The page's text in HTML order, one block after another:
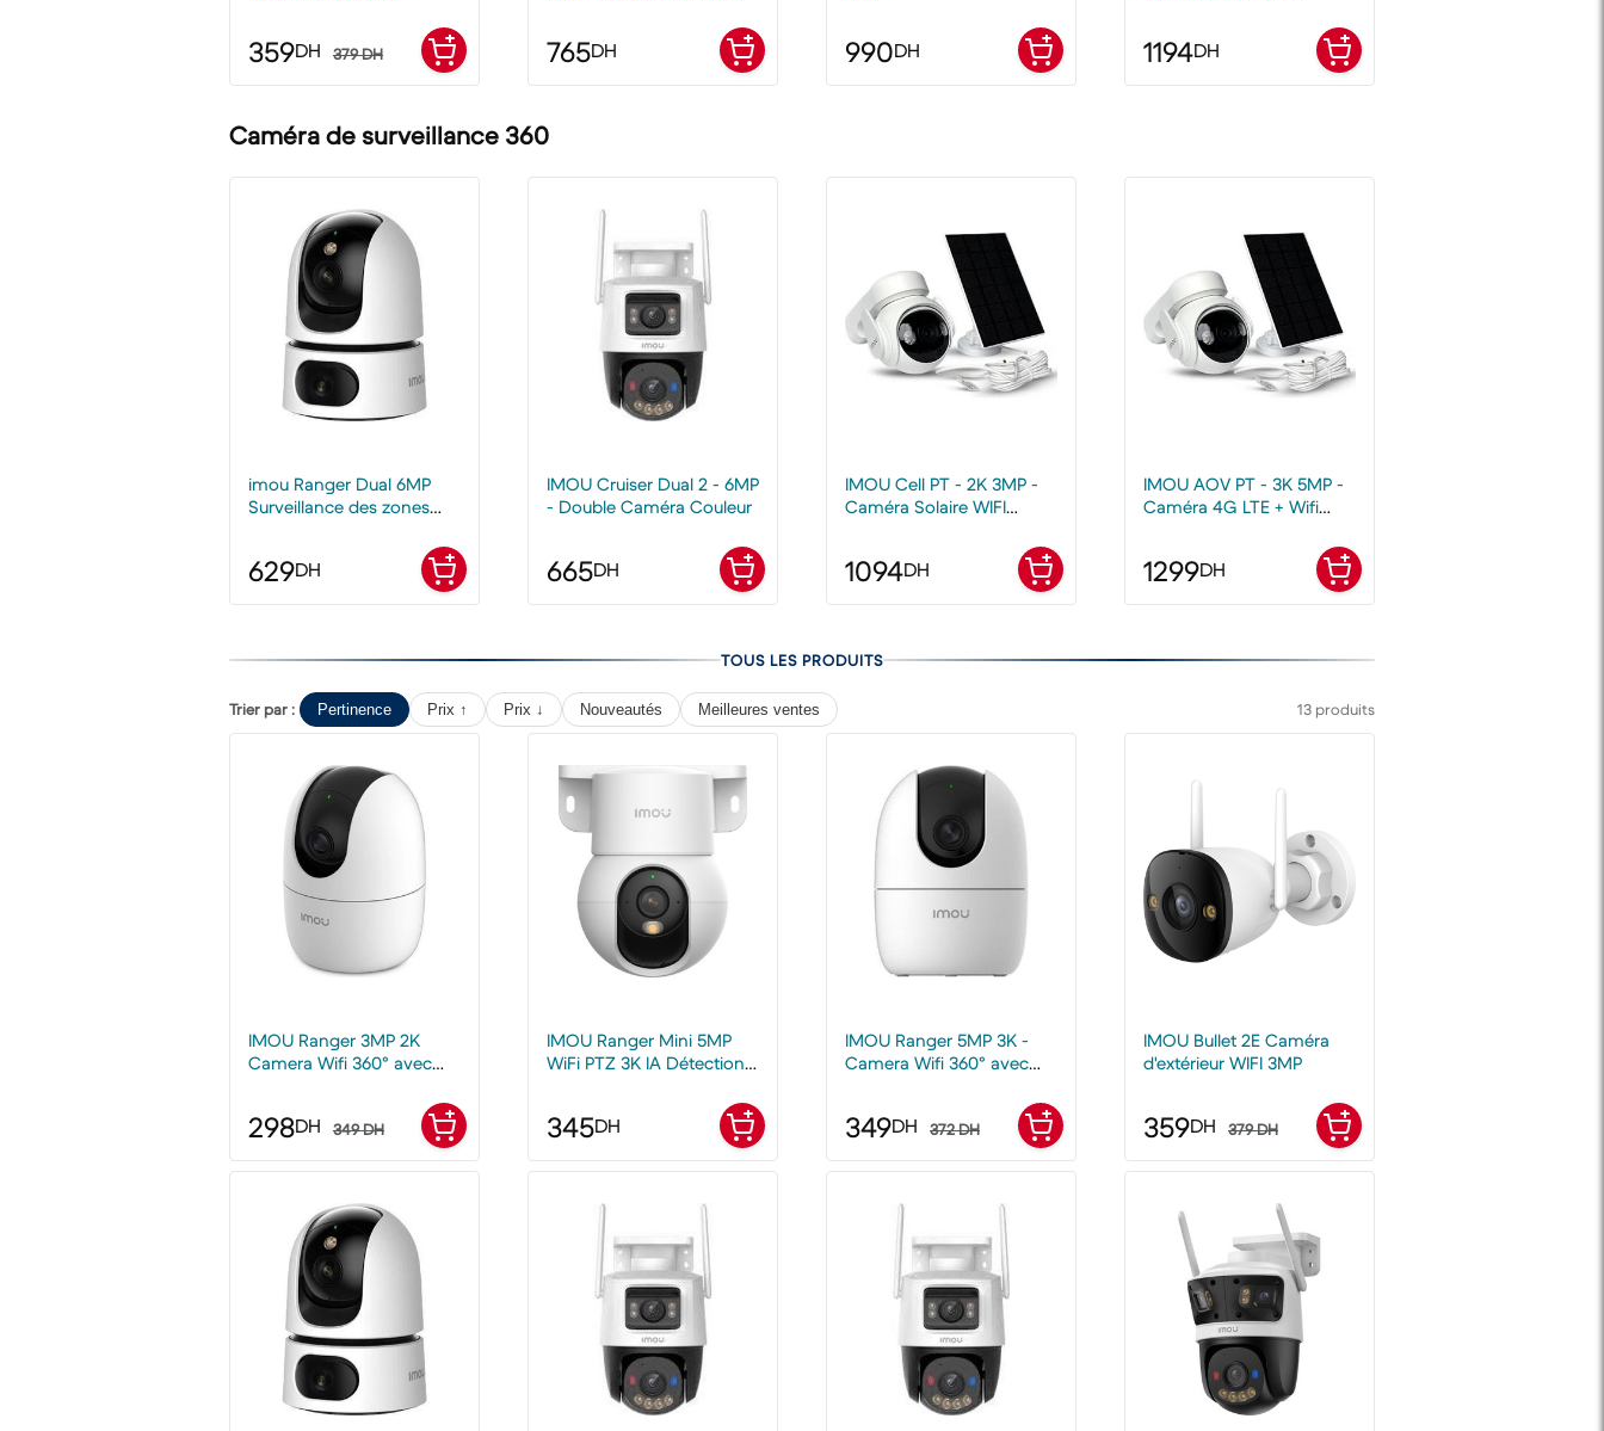
359DH 379 DH 765DH 990DH 1194DH
Caméra de surveillance 360
imou Ranger Dual 6MP
Surveillance des zones
629DH
IMOU Cruiser Dual 2 - 6MP
- Double Caméra Couleur
665DH
IMOU Cell PT - 2K 3MP -
Caméra Solaire WIFI
1094DH
IMOU AOV PT - 3K 5MP -
Caméra 4G LTE + Wifi
1299DH
TOUS LES PRODUITS
Trier par : Pertinence Prix ↑ Prix ↓ Nouveautés Meilleures ventes 13 produits
IMOU Ranger 3MP 2K
Camera Wifi 360° avec
298DH 349 DH
IMOU Ranger Mini 5MP
WiFi PTZ 3K IA Détection
345DH
IMOU Ranger 5MP 3K -
Camera Wifi 360° avec
349DH 372 DH
IMOU Bullet 2E Caméra
d'extérieur WIFI 3MP
359DH 379 DH